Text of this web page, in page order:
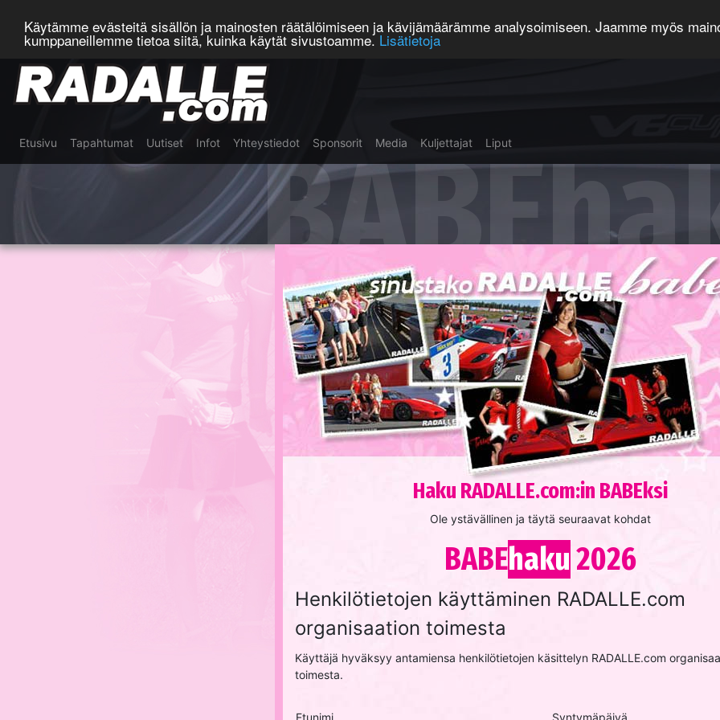
Käytämme evästeitä sisällön ja mainosten räätälöimiseen ja kävijämäärämme analysoimiseen. Jaamme myös
kumppaneillemme tietoa siitä, kuinka käytät sivustoamme. Lisätietoja
Etusivu Tapahtumat Uutiset Infot Yhteystiedot Sponsorit Media Kuljettajat Liput
Haku RADALLE.com:in BABEksi
Ole ystävällinen ja täytä seuraavat kohdat
BABEhaku2026
Henkilötietojen käyttäminen RADALLE.com
organisaation toimesta
Käyttäjä hyväksyy antamiensa henkilötietojen käsittelyn RADALLE.com
toimesta.
Etunimi Syntymäpäivä